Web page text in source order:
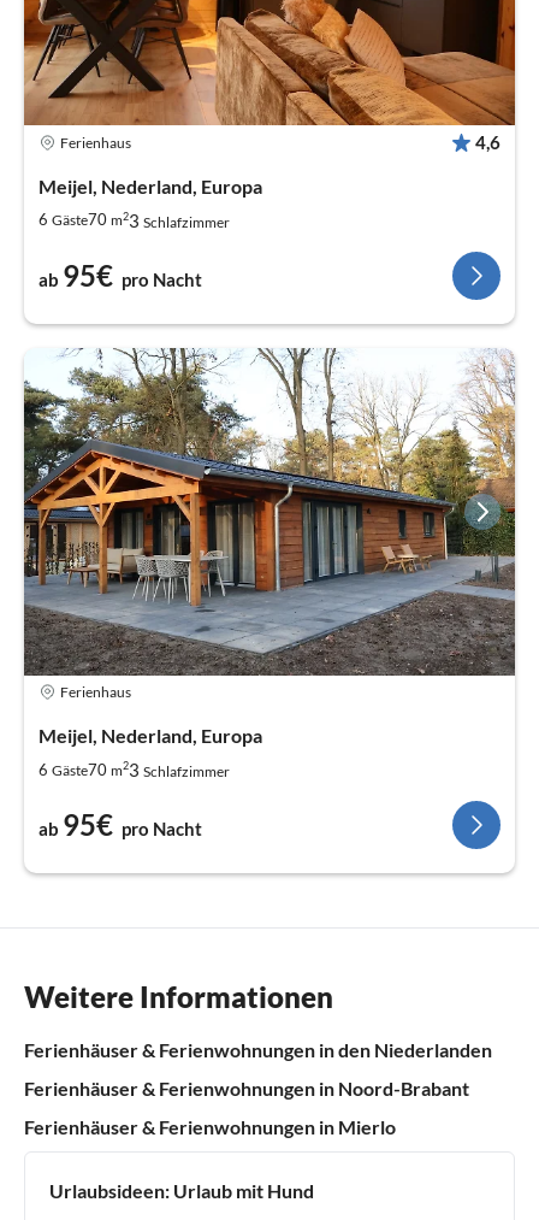
Ferienhaus 4,6
Meijel, Nederland, Europa
6 Gäste70 m23 Schlafzimmer
ab 95€ pro Nacht
Ferienhaus
Meijel, Nederland, Europa
6 Gäste70 m23 Schlafzimmer
ab 95€ pro Nacht
Weitere Informationen
Ferienhäuser & Ferienwohnungen in den Niederlanden
Ferienhäuser & Ferienwohnungen in Noord-Brabant
Ferienhäuser & Ferienwohnungen in Mierlo
Urlaubsideen: Urlaub mit Hund